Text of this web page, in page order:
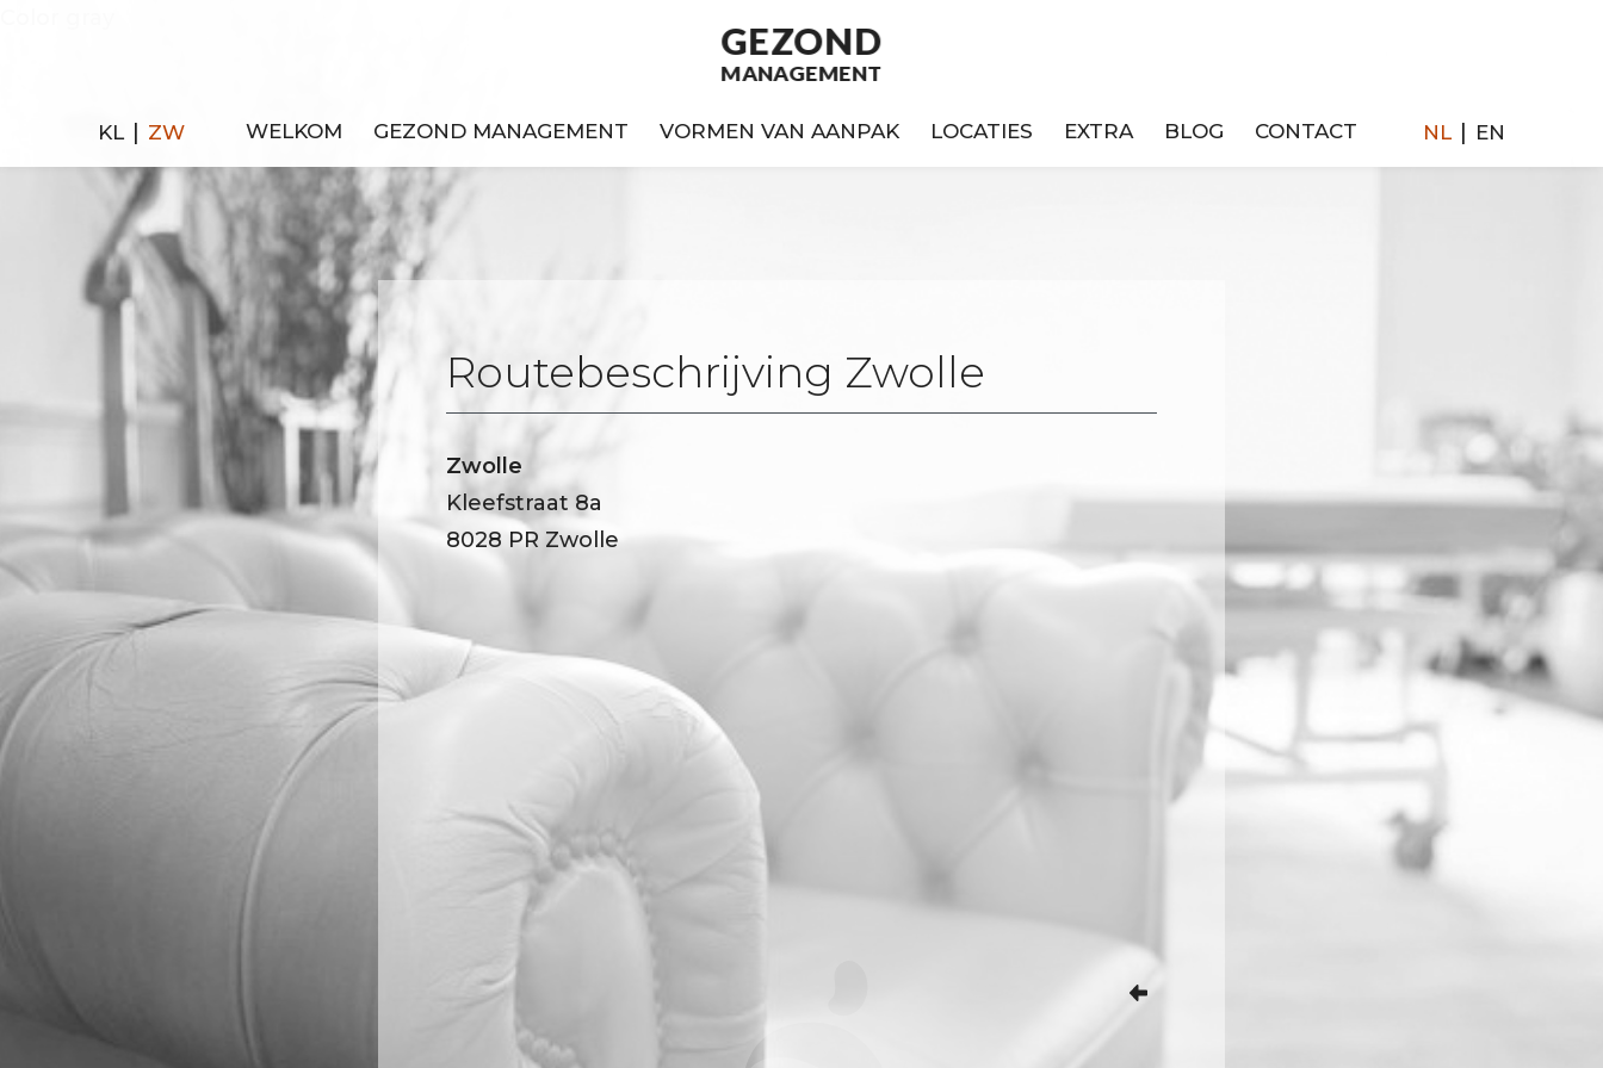
GEZOND
MANAGEMENT
KL | ZW WELKOM GEZOND MANAGEMENT VORMEN VAN AANPAK LOCATIES EXTRA BLOG CONTACT NL | EN
Routebeschrijving Zwolle
Zwolle
Kleefstraat 8a
8028 PR Zwolle